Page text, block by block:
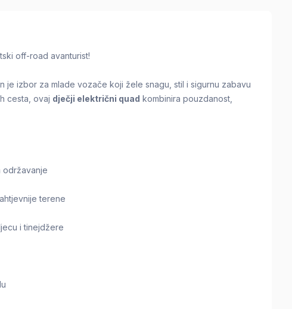
off-road avanturist!
je izbor za mlade vozače koji žele snagu, stil i sigurnu zabavu
cesta, ovaj dječji električni quad kombinira pouzdanost,
održavanje
terene
i tinejdžere